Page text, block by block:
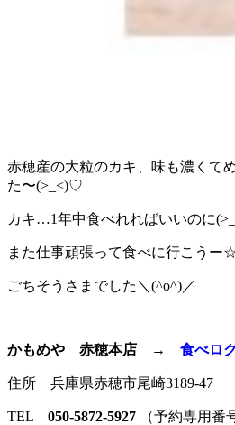
赤穂産の大粒のカキ、味も濃くて
た〜(>_<)♡
カキ…1年中食べれればいいのに
また仕事頑張って食べに行こうー
ごちそうさまでした＼(^o^)／
かもめや 赤穂本店 → 食べロ
住所 兵庫県赤穂市尾崎3189-47
TEL 050-5872-5927 （予約専用番